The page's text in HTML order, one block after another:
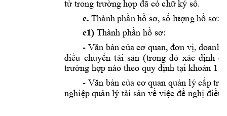
tử trong trường hợp đã có chữ ký số.
c. Thành phần hồ sơ, số lượng hồ sơ:
c1) Thành phần hồ sơ:
- Văn bản của cơ quan, đơn vị, doanh
điều chuyển tài sản (trong đó xác định cụ
trường hợp nào theo quy định tại khoản 1
- Văn bản của cơ quan quản lý cấp
nghiệp quản lý tài sản về việc đề nghị điều